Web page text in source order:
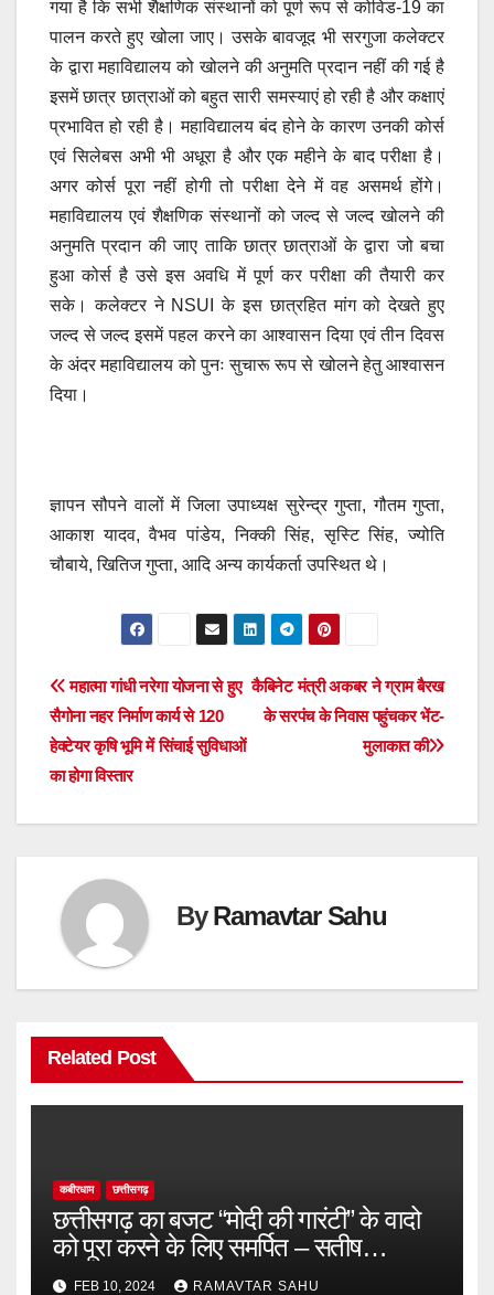
गया है कि सभी शैक्षणिक संस्थानों को पूर्ण रूप से कोविड-19 का
पालन करते हुए खोला जाए। उसके बावजूद भी सरगुजा कलेक्टर
के द्वारा महाविद्यालय को खोलने की अनुमति प्रदान नहीं की गई है
इसमें छात्र छात्राओं को बहुत सारी समस्याएं हो रही है और कक्षाएं
प्रभावित हो रही है। महाविद्यालय बंद होने के कारण उनकी कोर्स
एवं सिलेबस अभी भी अधूरा है और एक महीने के बाद परीक्षा है।
अगर कोर्स पूरा नहीं होगी तो परीक्षा देने में वह असमर्थ होंगे।
महाविद्यालय एवं शैक्षणिक संस्थानों को जल्द से जल्द खोलने की
अनुमति प्रदान की जाए ताकि छात्र छात्राओं के द्वारा जो बचा
हुआ कोर्स है उसे इस अवधि में पूर्ण कर परीक्षा की तैयारी कर
सके। कलेक्टर ने NSUI के इस छात्रहित मांग को देखते हुए
जल्द से जल्द इसमें पहल करने का आश्वासन दिया एवं तीन दिवस
के अंदर महाविद्यालय को पुनः सुचारू रूप से खोलने हेतु आश्वासन
दिया।
ज्ञापन सौपने वालों में जिला उपाध्यक्ष सुरेन्द्र गुप्ता, गौतम गुप्ता,
आकाश यादव, वैभव पांडेय, निक्की सिंह, सृस्टि सिंह, ज्योति
चौबाये, खितिज गुप्ता, आदि अन्य कार्यकर्ता उपस्थित थे।
Post
navigation
कैबिनेट मंत्री अकबर ने ग्राम बैरख
के सरपंच के निवास पहुंचकर भेंट-
मुलाकात की
महात्मा गांधी नरेगा योजना से हुए
सैगोना नहर निर्माण कार्य से 120
हेक्टेयर कृषि भूमि में सिंचाई सुविधाओं
का होगा विस्तार
ByRamavtar Sahu
Related Post
कबीरधाम छत्तीसगढ़
छत्तीसगढ़ का बजट “मोदी की गारंटी” के वादो
को पूरा करने के लिए समर्पित – सतीष
चन्द्राकर
FEB 10, 2024 RAMAVTAR SAHU